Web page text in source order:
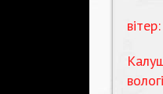
вітер: